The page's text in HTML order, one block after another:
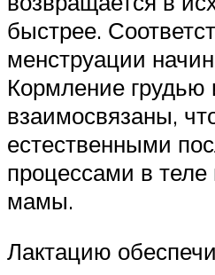
быстрее.
менструации
Кормление
взаимосвязаны,
естественными
процессами в теле
мамы.
Лактацию